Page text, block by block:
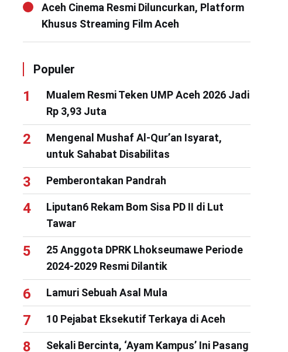
Aceh Cinema Resmi Diluncurkan, Platform
Khusus Streaming Film Aceh
Populer
Mualem Resmi Teken UMP Aceh 2026 Jadi
Rp 3,93 Juta
Mengenal Mushaf Al-Qur’an Isyarat,
untuk Sahabat Disabilitas
Pemberontakan Pandrah
Liputan6 Rekam Bom Sisa PD II di Lut
Tawar
25 Anggota DPRK Lhokseumawe Periode
2024-2029 Resmi Dilantik
Lamuri Sebuah Asal Mula
10 Pejabat Eksekutif Terkaya di Aceh
Sekali Bercinta, ‘Ayam Kampus’ Ini Pasang